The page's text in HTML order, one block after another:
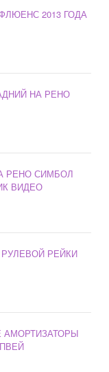
2013 ГОДА
НА РЕНО
РЕНО СИМБОЛ
ВИДЕО
РЕЙКИ
АМОРТИЗАТОРЫ